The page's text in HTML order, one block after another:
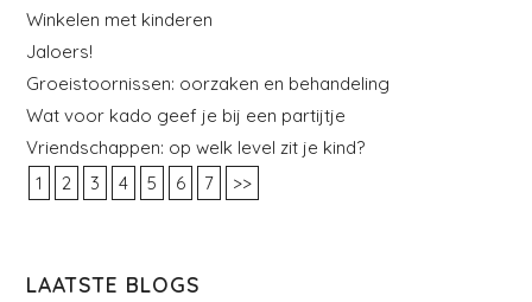
Winkelen met kinderen
Jaloers!
Groeistoornissen: oorzaken en behandeling
Wat voor kado geef je bij een partijtje
Vriendschappen: op welk level zit je kind?
1
2 3 4 5 6 7 >>
LAATSTE BLOGS